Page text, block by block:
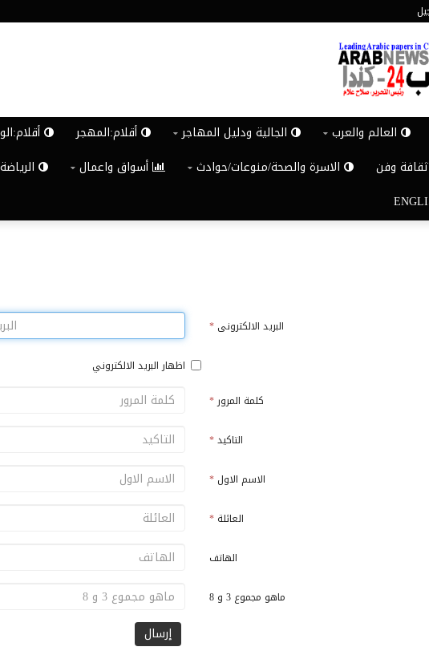
العالم والعرب الجالية ودليل المهاجر أقلام:المهجر
ثقافة وفن الاسرة والصحة/منوعات/حوادث أسواق واعمال الرياضة
البريد الالكترونى *
اظهار البريد الالكتروني
كلمة المرور *
التاكيد*
الاسم الاول *
العائلة *
الهاتف
ماهو مجموع 3 و 8